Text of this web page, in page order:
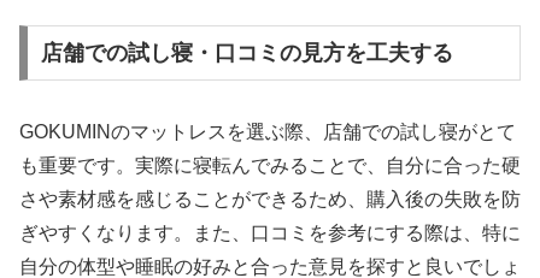
店舗での試し寝・口コミの見方を工夫する
GOKUMINのマットレスを選ぶ際、店舗での試し寝がとて
も重要です。実際に寝転んでみることで、自分に合った硬
さや素材感を感じることができるため、購入後の失敗を防
ぎやすくなります。また、口コミを参考にする際は、特に
自分の体型や睡眠の好みと合った意見を探すと良いでしょ